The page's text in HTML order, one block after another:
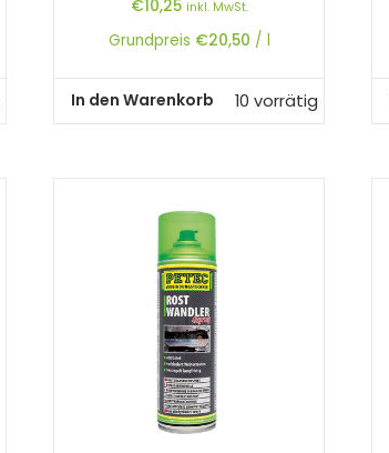
€10,25 inkl. MwSt.
Grundpreis €20,50 / l
In den Warenkorb 10 vorrätig